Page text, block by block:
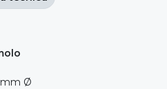
mm Ø